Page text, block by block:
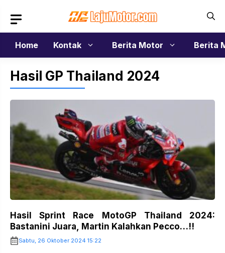
isi
Home
Kontak Berita Motor Berita
Hasil GP Thailand 2024
Hasil Sprint Race MotoGP Thailand 2024:
Bastanini Juara, Martin Kalahkan Pecco…!!
Sabtu, 26 Oktober 2024 15:22